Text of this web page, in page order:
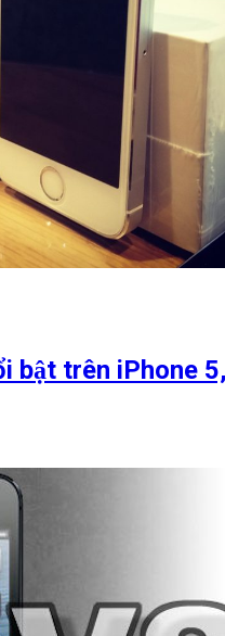
bật trên iPhone